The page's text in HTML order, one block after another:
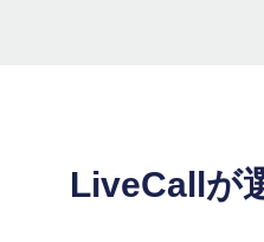
LiveCallが